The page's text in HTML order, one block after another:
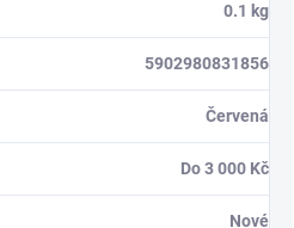
0.1 kg
5902980831856
Červená
Do 3 000 Kč
Nové